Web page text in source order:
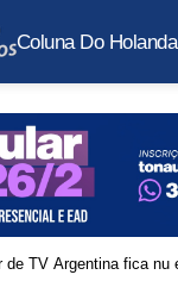
Coluna Do Holanda
de TV Argentina fica